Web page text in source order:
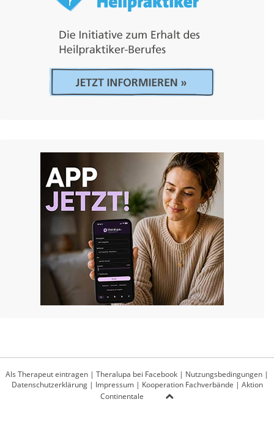
Als Therapeut eintragen | Theralupa bei Facebook | Nutzungsbedingungen |
Datenschutzerklärung| Impressum| Kooperation Fachverbände | Aktion
Continentale